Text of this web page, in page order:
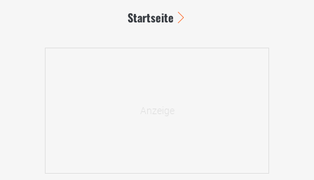
Startseite